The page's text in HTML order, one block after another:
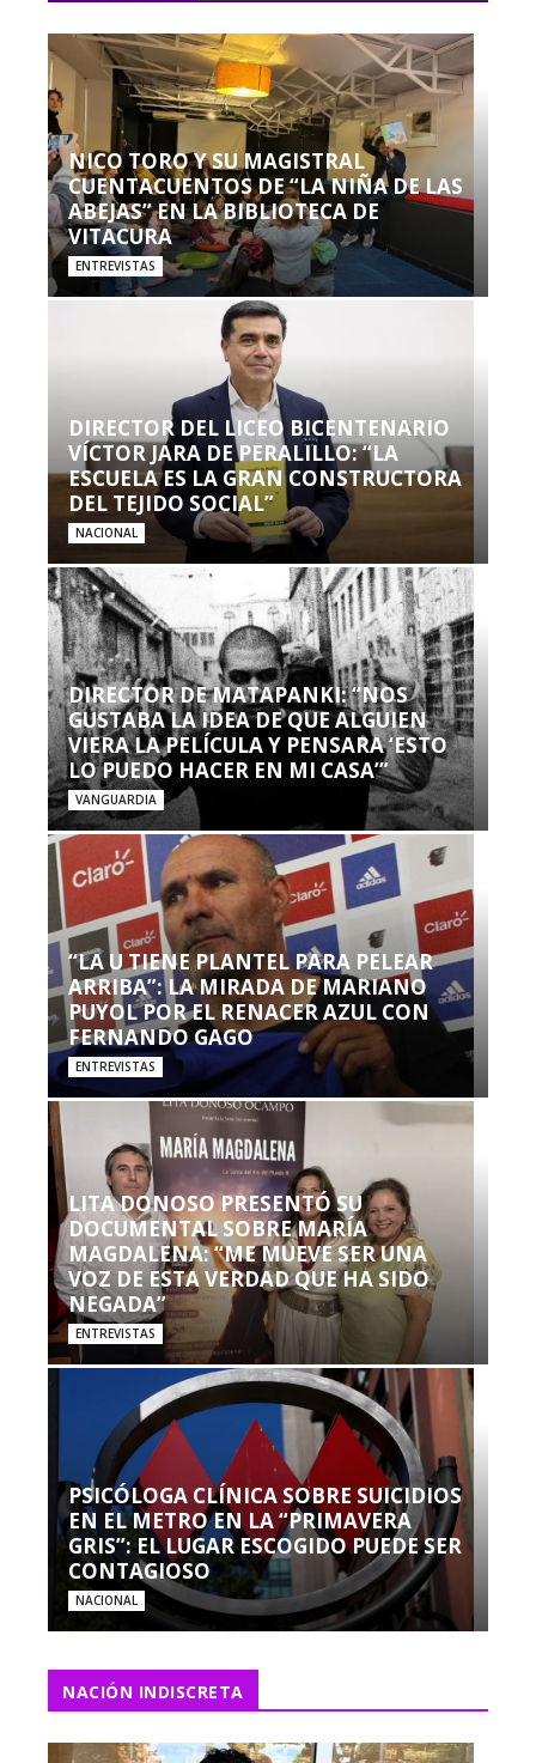
NICO TORO Y SU MAGISTRAL
CUENTACUENTOS DE “LA NIÑA DE LAS
ABEJAS” EN LA BIBLIOTECA DE
VITACURA
ENTREVISTAS
DIRECTOR DEL LICEO BICENTENARIO
VÍCTOR JARA DE PERALILLO: “LA
ESCUELA ES LA GRAN CONSTRUCTORA
DEL TEJIDO SOCIAL”
NACIONAL
DIRECTOR DE MATAPANKI: “NOS
GUSTABA LA IDEA DE QUE ALGUIEN
VIERA LA PELÍCULA Y PENSARA ‘ESTO
LO PUEDO HACER EN MI CASA’”
VANGUARDIA
“LA U TIENE PLANTEL PARA PELEAR
ARRIBA”: LA MIRADA DE MARIANO
PUYOL POR EL RENACER AZUL CON
FERNANDO GAGO
ENTREVISTAS
LITA DONOSO PRESENTÓ SU
DOCUMENTAL SOBRE MARÍA
MAGDALENA: “ME MUEVE SER UNA
VOZ DE ESTA VERDAD QUE HA SIDO
NEGADA”
ENTREVISTAS
PSICÓLOGA CLÍNICA SOBRE SUICIDIOS
EN EL METRO EN LA “PRIMAVERA
GRIS”: EL LUGAR ESCOGIDO PUEDE SER
CONTAGIOSO
NACIONAL
NACIÓN INDISCRETA